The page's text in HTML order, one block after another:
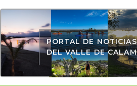
Saltar
al
contenido
PORTAL DE
DEL VALLE DE